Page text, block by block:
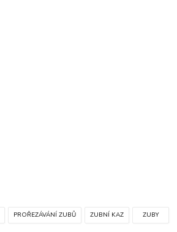
PROŘEZÁVÁNÍ ZUBŮ ZUBNÍ KAZ ZUBY